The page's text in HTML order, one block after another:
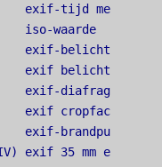
exif-tijd met
iso-waarde
exif-belichting
exif
exif-diafragma
exif cropfactor
exif-
exif 35 mm